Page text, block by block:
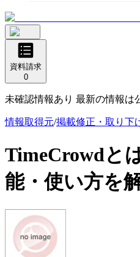
資料請求
0
未確認情報あり 最新の情報は
情報取得元/掲載修正・取り下
TimeCrowdと
能・使い方を